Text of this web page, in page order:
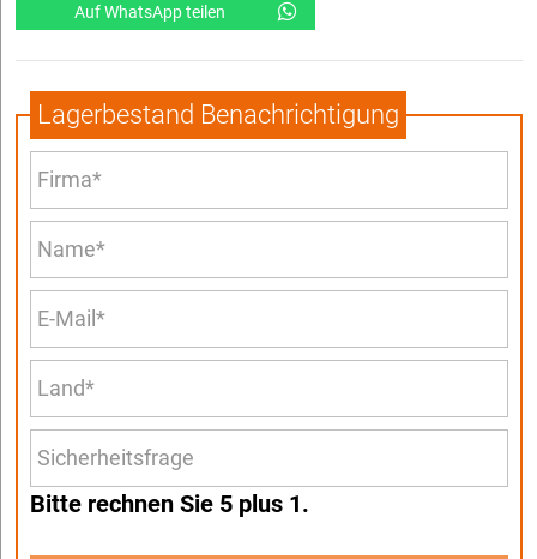
Auf WhatsApp teilen
Lagerbestand Benachrichtigung
Bitte rechnen Sie 5 plus 1.